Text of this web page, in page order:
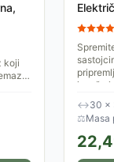
koji
ispeče i
↔30 ×
⚖Masa